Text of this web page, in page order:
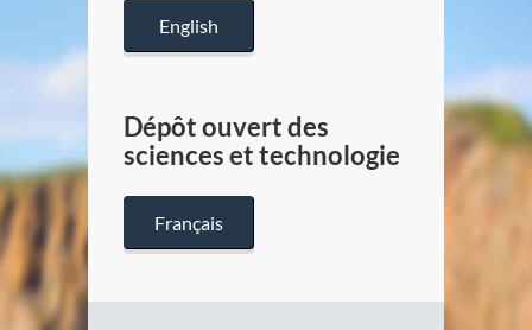
English
Dépôt ouvert des
sciences et technologie
Français